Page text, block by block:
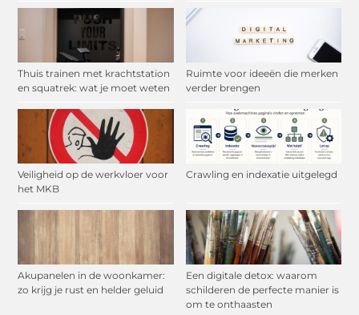
Thuis trainen met krachtstation
en squatrek: wat je moet weten
Ruimte voor ideeën die merken
verder brengen
Veiligheid op de werkvloer voor
het MKB
Crawling en indexatie uitgelegd
Akupanelen in de woonkamer:
zo krijg je rust en helder geluid
Een digitale detox: waarom
schilderen de perfecte manier is
om te onthaasten